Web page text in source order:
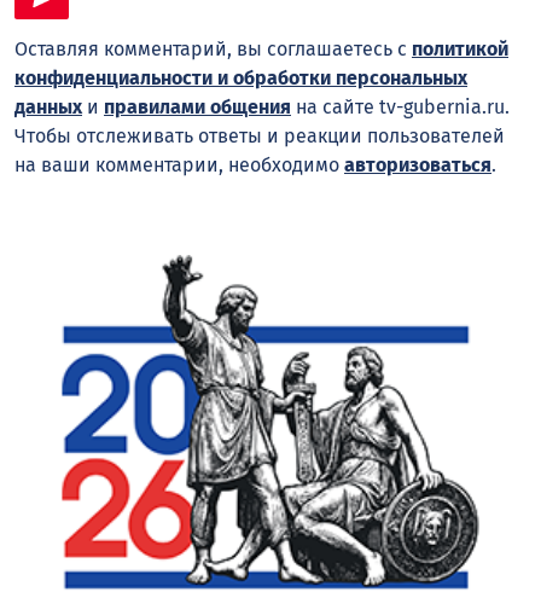
Оставляя комментарий, вы соглашаетесь с политикой
конфиденциальности и обработки персональных
данных и правилами общения на сайте tv-gubernia.ru.
Чтобы отслеживать ответы и реакции пользователей
на ваши комментарии, необходимо авторизоваться.